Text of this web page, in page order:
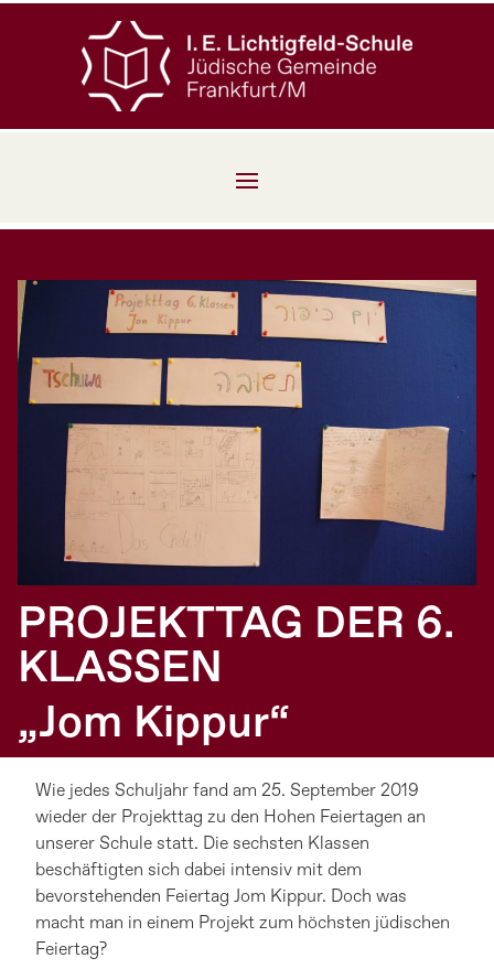
PROJEKTTAG DER 6.
KLASSEN
„Jom Kippur“
Wie jedes Schuljahr fand am 25. September 2019
wieder der Projekttag zu den Hohen Feiertagen an
unserer Schule statt. Die sechsten Klassen
beschäftigten sich dabei intensiv mit dem
bevorstehenden Feiertag Jom Kippur. Doch was
macht man in einem Projekt zum höchsten jüdischen
Feiertag?